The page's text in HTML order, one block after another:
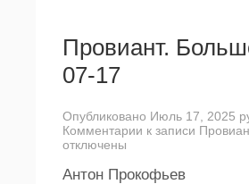
Провиант.
07-17
Опубликовано Июль 17, 2025
Комментарии к записи
отключены
Антон Прокофьев